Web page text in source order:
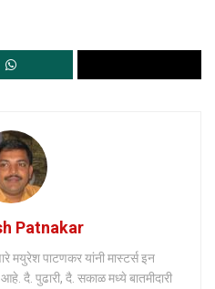
Patnakar
मयुरेश पाटणकर यांनी मास्टर्स इन
दै. पुढारी, दै. सकाळ मध्ये बातमीदारी